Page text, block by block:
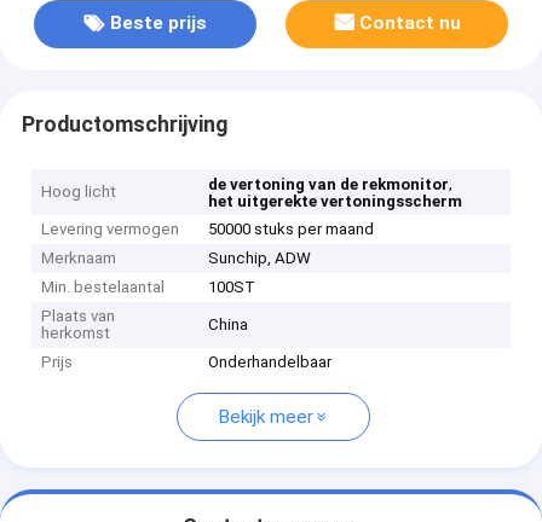
Beste prijs Contact nu
Productomschrijving
Hoog licht de vertoning van de rekmonitor,
het uitgerekte vertoningsscherm
Levering vermogen
50000 stuks per maand
Merknaam
Sunchip, ADW
Min. bestelaantal
100ST
Plaats van
herkomst
China
Prijs Onderhandelbaar
Bekijk meer